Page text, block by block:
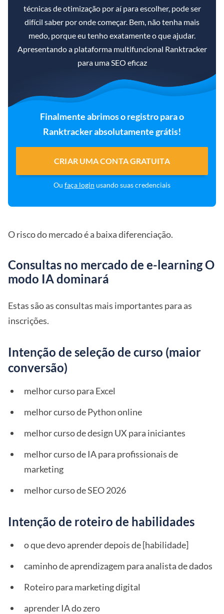
técnicas de otimização por aí para escolher, pode ser
difícil saber por onde começar. Bem, não tenha mais
medo, porque eu tenho exatamente o que ajudar.
Apresentando a plataforma multifuncional Ranktracker
para uma SEO eficaz
Finalmente abrimos o registro para o
Ranktracker absolutamente grátis!
CRIAR UMA CONTA GRATUITA
Ou faça login usando suas credenciais
O risco do mercado é a baixa diferenciação.
Consultas no mercado de e-learning O
modo IA dominará
Estas são as consultas mais importantes para as
inscrições.
Intenção de seleção de curso (maior
conversão)
melhor curso para Excel
melhor curso de Python online
melhor curso de design UX para iniciantes
melhor curso de IA para profissionais de
marketing
melhor curso de SEO 2026
Intenção de roteiro de habilidades
o que devo aprender depois de [habilidade]
caminho de aprendizagem para analista de dados
Roteiro para marketing digital
aprender IA do zero